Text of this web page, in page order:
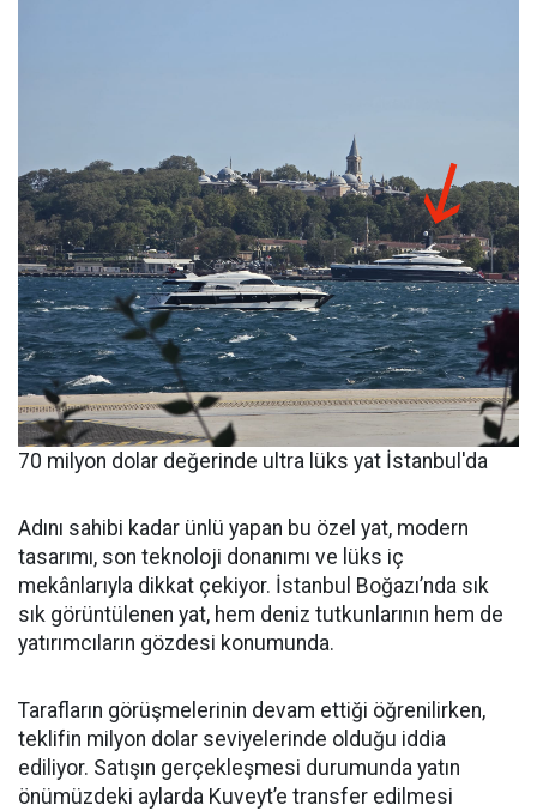
70 milyon dolar değerinde ultra lüks yat İstanbul'da
Adını sahibi kadar ünlü yapan bu özel yat, modern
tasarımı, son teknoloji donanımı ve lüks iç
mekânlarıyla dikkat çekiyor. İstanbul Boğazı’nda sık
sık görüntülenen yat, hem deniz tutkunlarının hem de
yatırımcıların gözdesi konumunda.
Tarafların görüşmelerinin devam ettiği öğrenilirken,
teklifin milyon dolar seviyelerinde olduğu iddia
ediliyor. Satışın gerçekleşmesi durumunda yatın
önümüzdeki aylarda Kuveyt’e transfer edilmesi